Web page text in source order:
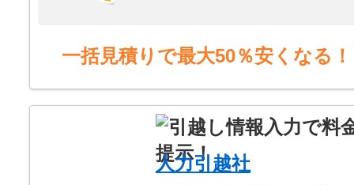
それでおいてなお、料金がお安い。
悪く付けるポイントは皆無であろう。
一括見積りで最大50％安くなる！
人力引越社